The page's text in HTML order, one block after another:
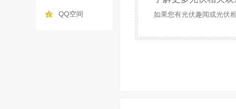
QQ空间 如果您有光伏趣闻或光伏